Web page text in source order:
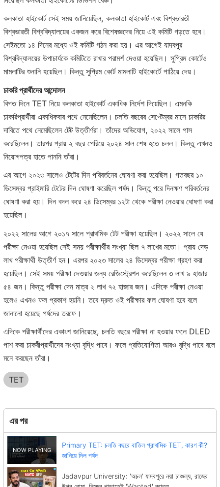
কলকাতা হাইকোর্ট সেই সময় জানিয়েছিল, কলকাতা হাইকোর্ট এবং বিশ্বভারতী
বিশ্বভারতী বিশ্ববিদ্যালয়ের একজন করে বিশেষজ্ঞদের নিয়ে এই কমিটি গড়তে হবে।
সেইমতো ১৪ দিনের মধ্যে ওই কমিটি গঠন করা হয়। এর আগেই যাদবপুর
বিশ্ববিদ্যালয়ের উপাচার্যকে কমিটিতে রাখার পরামর্শ দেওয়া হয়েছিল। সুপ্রিম কোর্টেও
মামলাটির শুনানি হয়েছিল। কিন্তু সুপ্রিম কোর্ট মামলাটি হাইকোর্টে পাঠিয়ে দেয়।
চাকরি প্রার্থীদের আন্দোলন
বিগত দিনে TET নিয়ে কলকাতা হাইকোর্ট একাধিক নির্দেশ দিয়েছিল। এমনকি
চাকরিপ্রার্থীরা একাধিকবার পথে নেমেছিলেন। চলতি বছরের সেপ্টেম্বর মাসে চাকরির
দাবিতে পথে নেমেছিলেন টেট উত্তীর্ণরা। তাঁদের অভিযোগ, ২০২২ সালে পাস
করেছিলেন। তারপর প্রায় ২ বছর পেরিয়ে ২০২৪ সাল শেষ হতে চলল। কিন্তু এখনও
নিয়োগপত্র হাতে পাননি তাঁরা।
এর আগে ২০২৩ সালেও টেটের দিন পরিবর্তনের ঘোষণা করা হয়েছিল। গতবছর ১০
ডিসেম্বর প্রাইমারি টেটের দিন ঘোষণা করেছিল পর্ষদ। কিন্তু পরে দিনক্ষণ পরিবর্তনের
ঘোষণা করা হয়। দিন বদল করে ২৪ ডিসেম্বর ১২টা থেকে পরীক্ষা নেওয়ার ঘোষণা করা
হয়েছিল।
২০২২ সালের আগে ২০১৭ সালে প্রাথমিক টেট পরীক্ষা হয়েছিল। ২০২২ সালে যে
পরীক্ষা নেওয়া হয়েছিল সেই সময় পরীক্ষার্থীর সংখ্যা ছিল ৭ লাখের মতো। প্রায় দেড়
লাখ পরীক্ষার্থী উত্তীর্ণ হন। এরপর ২০২৩ সালের ২৪ ডিসেম্বর পরীক্ষা গ্রহণ করা
হয়েছিল। সেই সময় পরীক্ষা দেওয়ার জন্য রেজিস্ট্রেশন করেছিলেন ৩ লাখ ৯ হাজার
৫৪ জন। কিন্তু পরীক্ষা দেন মাত্র ২ লাখ ৭২ হাজার জন। এদিকে পরীক্ষা নেওয়া
হলেও এখনও ফল প্রকাশ হয়নি। তবে দ্রুত ওই পরীক্ষার ফল ঘোষণা হবে বলে
জানানো হয়েছে পর্ষদের তরফে।
এদিকে পরীক্ষার্থীদের একাংশ জানিয়েছে, চলতি বছরে পরীক্ষা না হওয়ার ফলে DLED
পাশ করা চাকরীপ্রার্থীদের সংখ্যা বৃদ্ধি পাবে। ফলে প্রতিযোগিতা আরও বৃদ্ধি পাবে বলে
মনে করছেন তাঁরা।
TET
এর পর
Primary TET: চলতি বছরে বাতিল প্রাথমিক TET, কারণ কী?
জানিয়ে দিল পর্ষদ
Jadavpur University: 'অচল' যাদবপুরে নয়া চাঞ্চল্য, রাজের